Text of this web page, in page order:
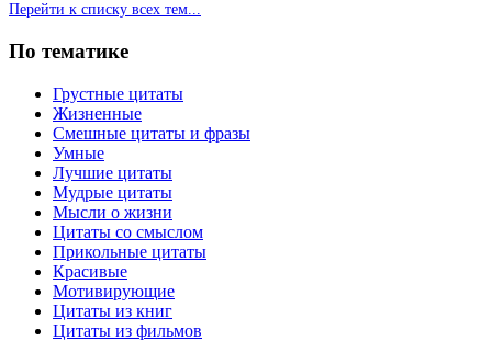
Перейти к списку всех тем...
По тематике
Грустные цитаты
Жизненные
Смешные цитаты и фразы
Умные
Лучшие цитаты
Мудрые цитаты
Мысли о жизни
Цитаты со смыслом
Прикольные цитаты
Красивые
Мотивирующие
Цитаты из книг
Цитаты из фильмов